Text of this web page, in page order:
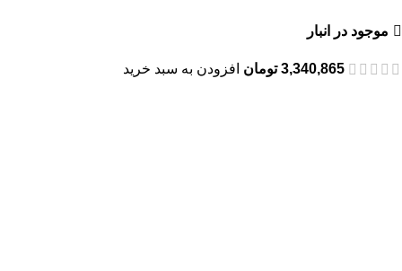
موجود در انبار
3,340,865 تومان افزودن به سبد خرید